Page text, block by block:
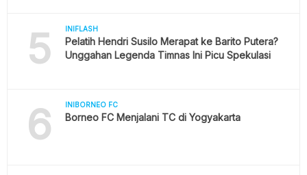
5 INIFLASH
Pelatih Hendri Susilo Merapat ke Barito Putera?
Unggahan Legenda Timnas Ini Picu Spekulasi
6 INIBORNEO FC
Borneo FC Menjalani TC di Yogyakarta